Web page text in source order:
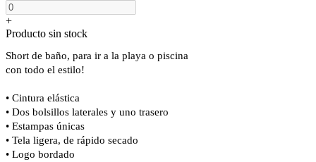
+
Producto sin stock
Short de baño, para ir a la playa o piscina
con todo el estilo!
• Cintura elástica
• Dos bolsillos laterales y uno trasero
• Estampas únicas
• Tela ligera, de rápido secado
• Logo bordado